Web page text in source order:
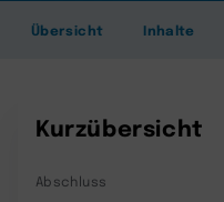
Übersicht Inhalte
Kurzübersicht
Abschluss